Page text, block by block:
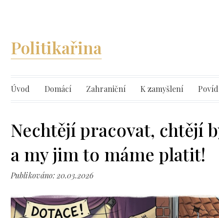
Politikařina
Úvod Domácí Zahraniční K zamyšlení
Nechtějí pracovat, chtějí
a my jim to máme platit!
Publikováno: 20.03.2026